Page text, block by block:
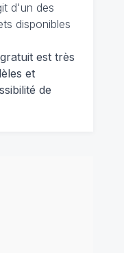
d'un des
disponibles
est très
et
de